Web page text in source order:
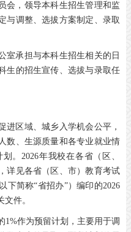
会，领导本科生招生管理和监
与调整、选拔方案制定、录取
室承担与本科生招生相关的日
生的招生宣传、选拔与录取任
进区域、城乡入学机会公平，
数、生源质量和各专业就业情
。2026年我校在各省（区、
详见各省（区、市）教育考试
下简称“省招办”）编印的2026
件。
1%作为预留计划，主要用于调